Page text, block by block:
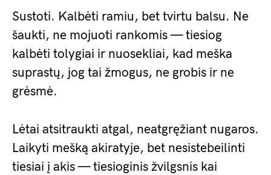
Sustoti. Kalbėti ramiu, bet tvirtu balsu. Ne
šaukti, ne mojuoti rankomis — tiesiog
kalbėti tolygiai ir nuosekliai, kad meška
suprastų, jog tai žmogus, ne grobis ir ne
grėsmė.
Lėtai atsitraukti atgal, neatgręžiant nugaros.
Laikyti mešką akiratyje, bet nesistebeilinti
tiesiai į akis — tiesioginis žvilgsnis kai